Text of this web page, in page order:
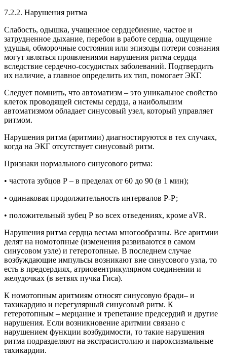
7.2.2. Нарушения ритма
Слабость, одышка, учащенное сердцебиение, частое и
затрудненное дыхание, перебои в работе сердца, ощущение
удушья, обморочные состояния или эпизоды потери сознания
могут являться проявлениями нарушения ритма сердца
вследствие сердечно-сосудистых заболеваний. Подтвердить
их наличие, а главное определить их тип, помогает ЭКГ.
Следует помнить, что автоматизм – это уникальное свойство
клеток проводящей системы сердца, а наибольшим
автоматизмом обладает синусовый узел, который управляет
ритмом.
Нарушения ритма (аритмии) диагностируются в тех случаях,
когда на ЭКГ отсутствует синусовый ритм.
Признаки нормального синусового ритма:
• частота зубцов Р – в пределах от 60 до 90 (в 1 мин);
• одинаковая продолжительность интервалов Р-Р;
• положительный зубец Р во всех отведениях, кроме aVR.
Нарушения ритма сердца весьма многообразны. Все аритмии
делят на номотопные (изменения развиваются в самом
синусовом узле) и гетеротопные. В последнем случае
возбуждающие импульсы возникают вне синусового узла, то
есть в предсердиях, атриовентрикулярном соединении и
желудочках (в ветвях пучка Гиса).
К номотопным аритмиям относят синусовую бради– и
тахикардию и нерегулярный синусовый ритм. К
гетеротопным – мерцание и трепетание предсердий и другие
нарушения. Если возникновение аритмии связано с
нарушением функции возбудимости, то такие нарушения
ритма подразделяют на экстрасистолию и пароксизмальные
тахикардии.